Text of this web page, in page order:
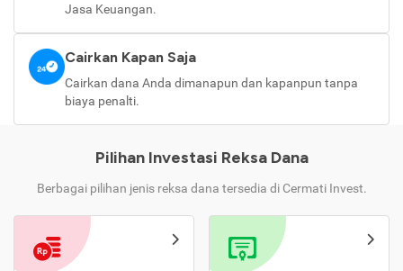
Jasa Keuangan.
Cairkan Kapan Saja
Cairkan dana Anda dimanapun dan kapanpun tanpa
biaya penalti.
Pilihan Investasi Reksa Dana
Berbagai pilihan jenis reksa dana tersedia di Cermati Invest.